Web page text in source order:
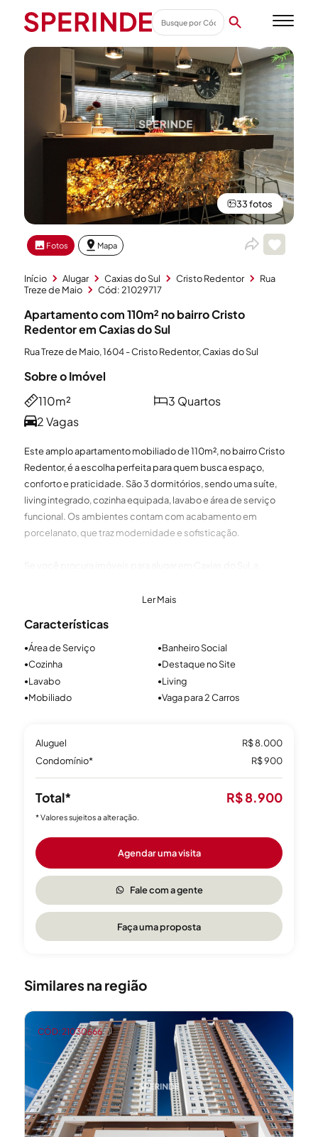
33 fotos
Fotos Mapa
Início Alugar Caxias do Sul Cristo Redentor
Rua
Treze de Maio
Cód: 21029717
Apartamento com 110m² no bairro Cristo
Redentor em Caxias do Sul
Rua Treze de Maio, 1604 - Cristo Redentor, Caxias do Sul
Sobre o Imóvel
110m²
3 Quartos
2 Vagas
Este amplo apartamento mobiliado de 110m², no bairro Cristo
Redentor, é a escolha perfeita para quem busca espaço,
conforto e praticidade. São 3 dormitórios, sendo uma suíte,
living integrado, cozinha equipada, lavabo e área de serviço
funcional. Os ambientes contam com acabamento em
porcelanato, que traz modernidade e sofisticação.
ideal. Seja para alugar apartamento em Caxias do Sul, alugar
comerciais, contamos com uma equipe especializada e atenta
às suas necessidades. Trabalhamos com imóveis em Caxias
do Sul nos principais bairros, garantindo um processo rápido,
seguro e descomplicado para quem deseja morar ou investir
na cidade.
Ler Mais
Características
●Área de Serviço ●Banheiro Social
●Cozinha ●Destaque no Site
●Lavabo ●Living
●Mobiliado ●Vaga para 2 Carros
Aluguel
R$ 8.000
Condomínio*
R$ 900
Total* R$ 8.900
* Valores sujeitos a alteração.
Agendar uma visita
Fale com a gente
Faça uma proposta
Similares na região
CÓD: 21030666